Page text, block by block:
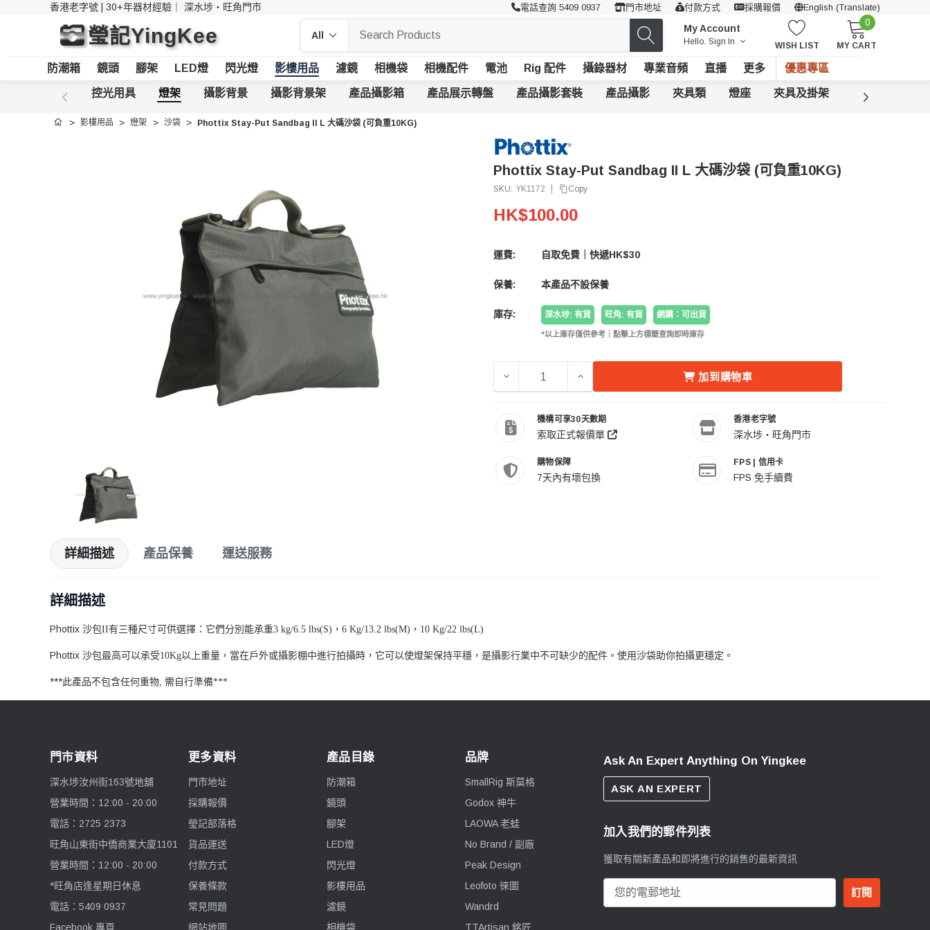
香港老字號 | 30+年器材經驗｜ 深水埗・旺角門市 電話查詢 5409 0937 門市地址 付款方式 採購報價 English (Translate)
瑩記YingKee My Account
Hello. Sign In WISH LIST
0
MY CART
防潮箱 鏡頭 腳架 LED燈 閃光燈 影樓用品 濾鏡 相機袋 相機配件 電池 Rig 配件 攝錄器材 專業音頻 直播 更多 優惠專區
控光用具 燈架 攝影背景 攝影背景架 產品攝影箱 產品展示轉盤 產品攝影套裝 產品攝影 夾具類 燈座 夾具及掛架 導演板
首頁 影樓用品 燈架 沙袋 Phottix Stay-Put Sandbag II L 大碼沙袋 (可負重10KG)
Phottix Stay-Put Sandbag II L 大碼沙袋 (可負重10KG)
SKU: YK1172 Copy
HK$100.00
運費: 自取免費｜快遞HK$30
保養: 本產品不設保養
庫存: 深水埗: 有貨 旺角: 有貨 網購：可出貨
*以上庫存僅供參考｜點擊上方標籤查詢即時庫存
加到購物車
機構可享30天數期
索取正式報價單
香港老字號
深水埗・旺角門市
購物保障
7天內有壞包換
FPS | 信用卡
FPS 免手續費
詳細描述 產品保養 運送服務
詳細描述
Phottix 沙包II有三種尺寸可供選擇：它們分別能承重3 kg/6.5 lbs(S) ， 6 Kg/13.2 lbs(M) ， 10 Kg/22 lbs(L)
Phottix 沙包最高可以承受10Kg以上重量，當在戶外或攝影棚中進行拍攝時，它可以使燈架保持平穩，是攝影行業中不可缺少的配件。使用沙袋助你拍攝更穩定。
***此產品不包含任何重物, 需自行準備***
門市資料
深水埗汝州街163號地舖
營業時間：12:00 - 20:00
電話：2725 2373
旺角山東街中僑商業大廈1101
營業時間：12:00 - 20:00
*旺角店逢星期日休息
電話：5409 0937
Facebook 專頁
更多資料
門市地址
採購報價
瑩記部落格
貨品運送
付款方式
保養條款
常見問題
網站地圖
產品目錄
防潮箱
鏡頭
腳架
LED燈
閃光燈
影樓用品
濾鏡
相機袋
品牌
SmallRig 斯莫格
Godox 神牛
LAOWA 老蛙
No Brand / 副廠
Peak Design
Leofoto 徠圖
Wandrd
TTArtisan 銘匠
Ask An Expert Anything On Yingkee
ASK AN EXPERT
加入我們的郵件列表
獲取有關新產品和即將進行的銷售的最新資訊
郵